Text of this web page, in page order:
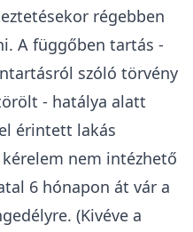
régebben
. A függőben tartás -
szóló törvény
- hatálya alatt
érintett lakás
nem intézhető
6 hónapon át vár a
(Kivéve a